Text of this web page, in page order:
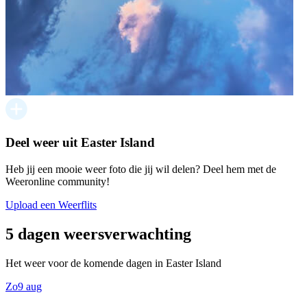
Deel weer uit Easter Island
Heb jij een mooie weer foto die jij wil delen? Deel hem met de
Weeronline community!
Upload een Weerflits
5 dagen weersverwachting
Het weer voor de komende dagen in Easter Island
Zo9 aug